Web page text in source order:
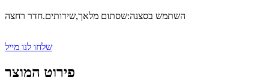
השתמש בסצנה:שסתום מלאך,שירותים.חדר רחצה
שלחו לנו מייל
פירוט המוצר